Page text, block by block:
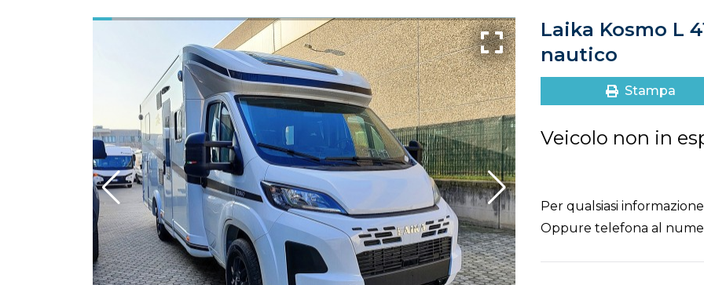
Laika Kosmo L
nautico
Stampa
Veicolo non in
Per qualsiasi
Oppure telefona al